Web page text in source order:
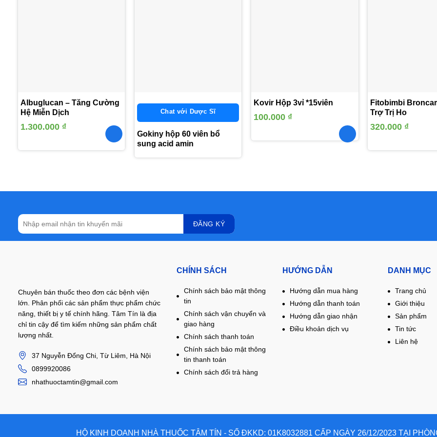
Albuglucan – Tăng Cường
Hệ Miễn Dịch
1.300.000 ₫
Gokiny hộp 60 viên bổ
sung acid amin
Chat với Dược Sĩ
Kovir Hộp 3vỉ *15viên
100.000 ₫
Fitobimbi
Trợ Trị Ho
320.000 ₫
Chuyên bán thuốc theo đơn các bệnh viện
lớn. Phân phối các sản phẩm thực phẩm chức
năng, thiết bị y tế chính hãng. Tâm Tín là địa
chỉ tin cậy để tìm kiếm những sản phẩm chất
lượng nhất.
37 Nguyễn Đổng Chi, Từ Liêm, Hà Nội
0899920086
nhathuoctamtin@gmail.com
CHÍNH SÁCH
Chính sách bảo mật thông
tin
Chính sách vận chuyển và
giao hàng
Chính sách thanh toán
Chính sách bảo mật thông
tin thanh toán
Chính sách đổi trả hàng
HƯỚNG DẪN
Hướng dẫn mua hàng
Hướng dẫn thanh toán
Hướng dẫn giao nhận
Điều khoản dịch vụ
DANH MỤC
Trang chủ
Giới thiệu
Sản phẩm
Tin tức
Liên hệ
HỘ KINH DOANH NHÀ THUỐC TÂM TÍN - SỐ ĐKKD: 01K8032881 CẤP NGÀY 26/12/2023 TẠI